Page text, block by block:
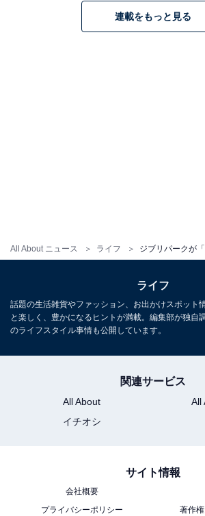
All About ニュース ライフ
連載をもっと見る
ライフ
話題の生活雑貨やファッション、お出かけスポット
と楽しく、豊かになるヒントが満載。編集部が独自
のライフスタイル事情も公開しています。
関連サービス
All About
All
イチオシ
サイト情報
会社概要
プライバシーポリシー
著作